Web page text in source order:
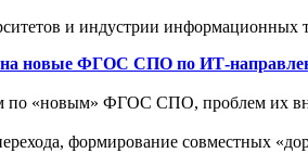
и индустрии информационных
новые ФГОС СПО по ИТ-
по «новым» ФГОС СПО, проблем их
формирование совместных